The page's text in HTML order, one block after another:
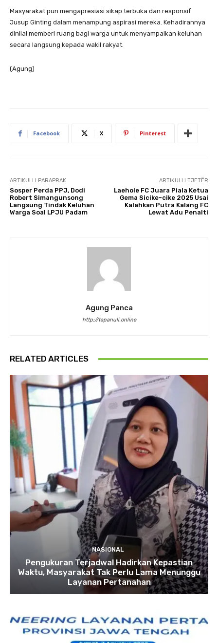
Masyarakat pun mengapresiasi sikap terbuka dan responsif
Jusup Ginting dalam menampung aspirasi mereka. Kehadirannya
dinilai memberi ruang bagi warga untuk menyampaikan keluhan
secara langsung kepada wakil rakyat.
(Agung)
Facebook X Pinterest
ARTIKULLI PARAPRAK
Sosper Perda PPJ, Dodi
Robert Simangunsong
Langsung Tindak Keluhan
Warga Soal LPJU Padam
ARTIKULLI TJETËR
Laehole FC Juara Piala Ketua
Gema Sicike-cike 2025 Usai
Kalahkan Putra Kalang FC
Lewat Adu Penalti
Agung Panca
http://tapanuli.online
RELATED ARTICLES
NASIONAL
Pengukuran Terjadwal Hadirkan Kepastian
Waktu, Masyarakat Tak Perlu Lama Menunggu
Layanan Pertanahan